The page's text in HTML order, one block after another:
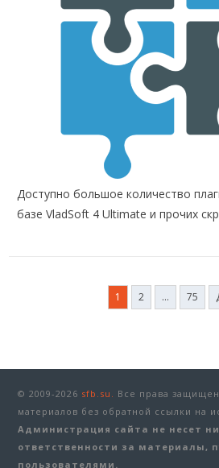
Доступно большое количество
базе VladSoft 4 Ultimate и прочих
1 2 … 75
© 2009-2026 sfb.su.
Все права
материалов без обратной ссылки на
Администрация сайта не несет
ответственности за материалы,
пользователями.